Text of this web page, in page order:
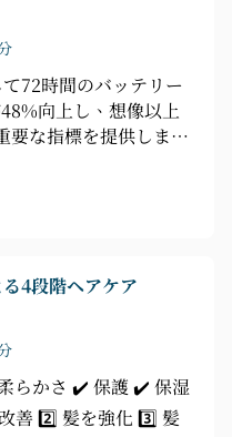
72時間のバッテリー
向上し、想像以上
要な指標を提供しま
✔️ツヤ ✔️滑らかさ ✔️滑
4段階ヘアケア
らかさ ✔️ 保護 ✔️ 保湿
善 2️⃣ 髪を強化 3️⃣ 髪